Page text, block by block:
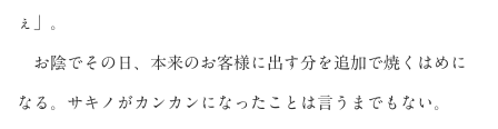
ぇ」。
お陰でその日、本来のお客様に出す分を追加で焼くはめに
なる。サキノがカンカンになったことは言うまでもない。